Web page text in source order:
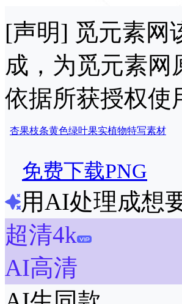
[声明] 觅元素网
成，为觅元素网
依据所获授权
杏果枝条黄色绿叶果实植物特写素材
免费下载PNG
用AI处理成想
超清4k
AI高清